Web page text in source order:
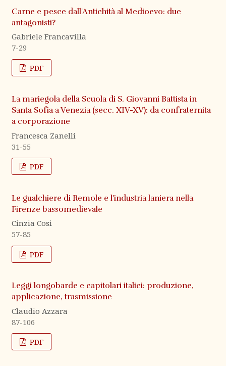
Carne e pesce dall'Antichità al Medioevo: due
antagonisti?
Gabriele Francavilla
7-29
PDF
La mariegola della Scuola di S. Giovanni Battista in
Santa Sofia a Venezia (secc. XIV-XV): da confraternita
a corporazione
Francesca Zanelli
31-55
PDF
Le gualchiere di Remole e l'industria laniera nella
Firenze bassomedievale
Cinzia Cosi
57-85
PDF
Leggi longobarde e capitolari italici: produzione,
applicazione, trasmissione
Claudio Azzara
87-106
PDF